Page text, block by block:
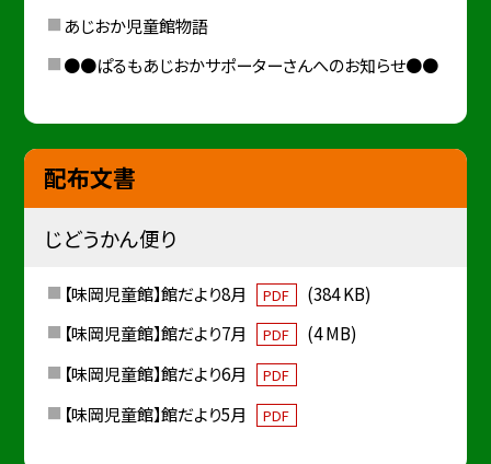
あじおか児童館物語
●●ぱるもあじおかサポーターさんへのお知らせ●●
配布文書
じどうかん便り
【味岡児童館】館だより8月 PDF
(384 KB)
【味岡児童館】館だより7月
PDF
(4 MB)
【味岡児童館】館だより6月
PDF
【味岡児童館】館だより5月 PDF